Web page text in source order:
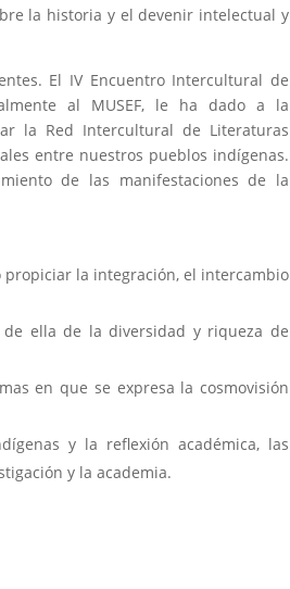
la historia y el devenir intelectual y
El IV Encuentro Intercultural de
al MUSEF, le ha dado a la
la Red Intercultural de Literaturas
entre nuestros pueblos indígenas.
de las manifestaciones de la
la integración, el intercambio
ella de la diversidad y riqueza de
en que se expresa la cosmovisión
y la reflexión académica, las
y la academia.